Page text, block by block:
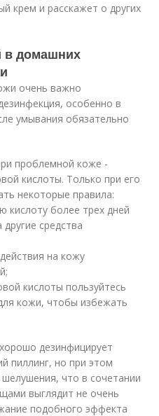
крем и расскажет о других
в домашних
очень важно
особенно в
умывания обязательно
проблемной коже -
кислоты. Только при его
некоторые правила:
кислоту более трех дней
средства
на кожу
кислоты пользуйтесь
кожи, чтобы избежать
дезинфицирует
пиллинг, но при этом
что в сочетании
выглядит не очень
подобного эффекта